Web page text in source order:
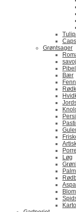
Grøntsager
Bær
Porre
Løg